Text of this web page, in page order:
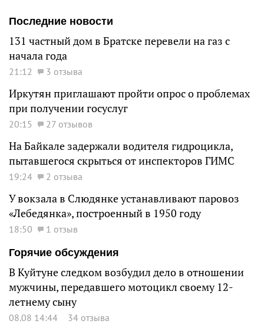
Последние новости
131 частный дом в Братске перевели на газ с
начала года
21:12 3 отзыва
Иркутян приглашают пройти опрос о проблемах
при получении госуслуг
20:15 27 отзывов
На Байкале задержали водителя гидроцикла,
пытавшегося скрыться от инспекторов ГИМС
19:24 2 отзыва
У вокзала в Слюдянке устанавливают паровоз
«Лебедянка», построенный в 1950 году
18:50
1 отзыв
Горячие обсуждения
В Куйтуне следком возбудил дело в отношении
мужчины, передавшего мотоцикл своему 12-
летнему сыну
08.08 14:44 34 отзыва